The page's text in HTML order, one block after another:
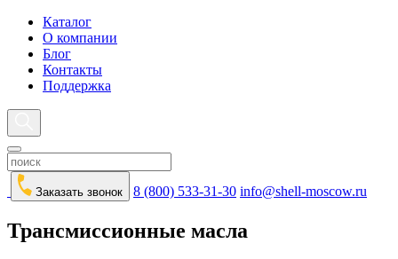
Каталог
О компании
Блог
Контакты
Поддержка
Заказать звонок 8 (800) 533-31-30 info@shell-moscow.ru
Трансмиссионные масла